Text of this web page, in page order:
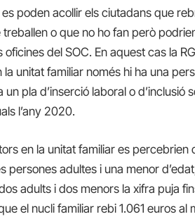
poden acollir els ciutadans que
o que no ho fan però
oficines del SOC. En aquest cas la
la unitat familiar només hi ha una
pla d’inserció laboral o d’inclusió
l’any 2020.
en la unitat familiar es percebrien
persones adultes i una menor
adults i dos menors la xifra puja
el nucli familiar rebi 1.061 euros al